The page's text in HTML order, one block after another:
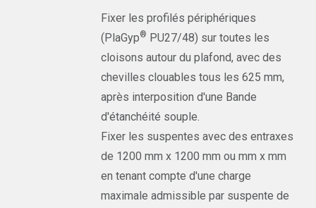
Fixer les profilés périphériques
(PlaGyp® PU27/48) sur toutes les
cloisons autour du plafond, avec des
chevilles clouables tous les 625 mm,
après interposition d'une Bande
d'étanchéité souple.
Fixer les suspentes avec des entraxes
de 1200 mm x 1200 mm ou mm x mm
en tenant compte d'une charge
maximale admissible par suspente de